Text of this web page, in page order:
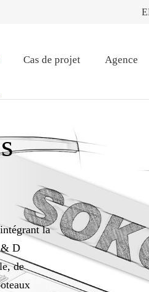
Cas de projet Agence
la
& D
de